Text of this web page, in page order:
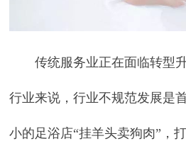
传统服务业正在面临转型升
行业来说，行业不规范发展是
小的足浴店“挂羊头卖狗肉”，